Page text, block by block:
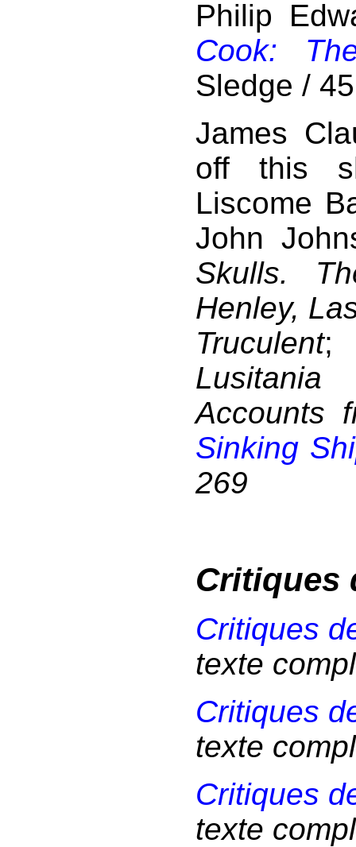
Philip
Cook:
Sledge / 45
James
off this
Liscome
John
Skulls.
Henley,
Truculent;
Accounts
Sinking
269
Critiques
Critiques
texte
Critiques
texte
Critiques
texte